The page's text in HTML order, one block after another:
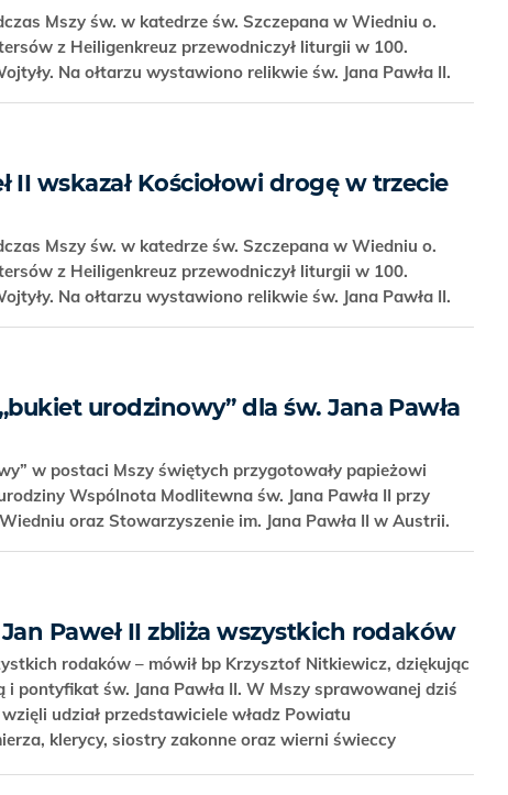
Mszy św. w katedrze św. Szczepana w Wiedniu o.
z Heiligenkreuz przewodniczył liturgii w 100.
Na ołtarzu wystawiono relikwie św. Jana Pawła II.
II wskazał Kościołowi drogę w trzecie
Mszy św. w katedrze św. Szczepana w Wiedniu o.
z Heiligenkreuz przewodniczył liturgii w 100.
Na ołtarzu wystawiono relikwie św. Jana Pawła II.
urodzinowy” dla św. Jana Pawła
w postaci Mszy świętych przygotowały papieżowi
Wspólnota Modlitewna św. Jana Pawła II przy
oraz Stowarzyszenie im. Jana Pawła II w Austrii.
Paweł II zbliża wszystkich rodaków
rodaków – mówił bp Krzysztof Nitkiewicz, dziękując
i pontyfikat św. Jana Pawła II. W Mszy sprawowanej dziś
udział przedstawiciele władz Powiatu
klerycy, siostry zakonne oraz wierni świeccy